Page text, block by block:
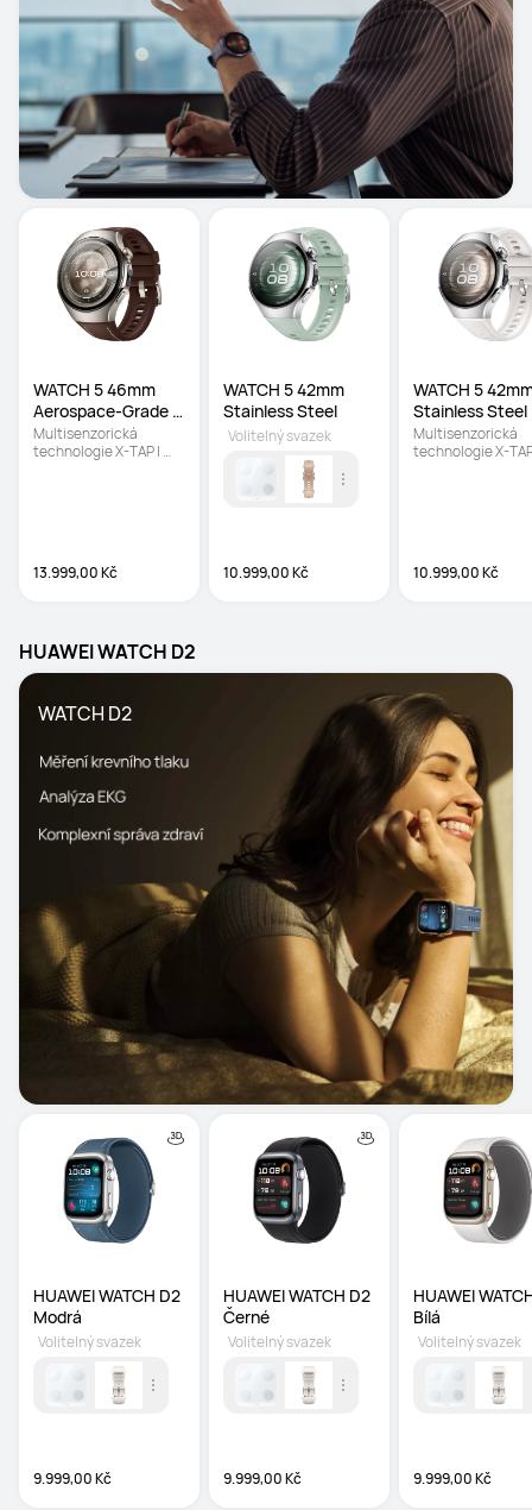
WATCH 5 46mm
Aerospace-Grade
Titanium
Multisenzorická
technologie X-TAP |
13.999,00 Kč
WATCH 5 42mm
Stainless Steel
10.999,00 Kč
Volitelný svazek
WATCH 5
Stainless Steel
Multisenzorická
technologie X-
10.999,00 Kč
HUAWEI WATCH D2
WATCH D2
HUAWEI WATCH D2
Modrá
9.999,00 Kč
Volitelný svazek
HUAWEI WATCH D2
Černé
9.999,00 Kč
Volitelný svazek
HUAWEI
Bílá
9.999,00 Kč
Volitelný svazek